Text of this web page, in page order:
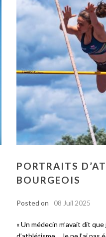
PORTRAITS
BOURGEOIS
Posted on 08 Juil 2025
« Un médecin m’avait dit